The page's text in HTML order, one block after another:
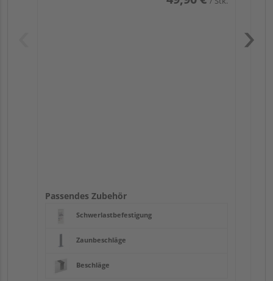
Passendes Zubehör
Schwerlastbefestigung
Zaunbeschläge
Beschläge